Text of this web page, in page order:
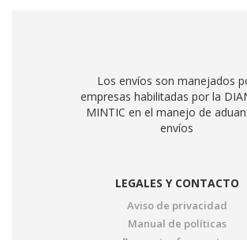
Los envíos son manejados
empresas habilitadas por la
MINTIC en el manejo de
envíos
LEGALES Y CONTACTO
Aviso de privacidad
Manual de políticas